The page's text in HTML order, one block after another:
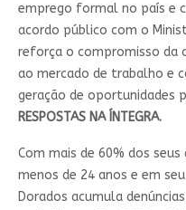
emprego formal no país e
acordo público com o
reforça o compromisso da
ao mercado de trabalho e
geração de oportunidades
RESPOSTAS NA ÍNTEGRA.
Com mais de 60% dos
menos de 24 anos e em
Dorados acumula